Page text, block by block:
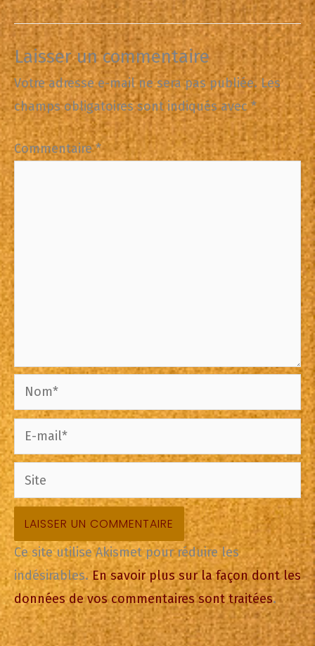
Laisser un commentaire
Votre adresse e-mail ne sera pas publiée. Les
champs obligatoires sont indiqués avec*
Commentaire*
Nom*
mail*
Site
Ce site utilise Akismet pour réduire les
indésirables.En savoir plus sur la façon dont les
données de vos commentaires sont traitées.